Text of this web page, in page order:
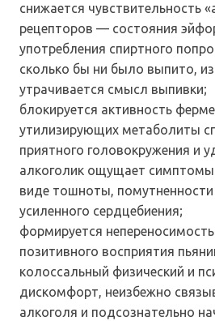
снижается чувствительность
рецепторов — состояния
употребления спиртного
сколько бы ни было выпито,
утрачивается смысл выпивки;
блокируется активность
утилизирующих метаболиты
приятного головокружения и
алкоголик ощущает симптомы
виде тошноты, помутненности
усиленного сердцебиения;
формируется
позитивного восприятия
колоссальный физический и
дискомфорт, неизбежно
алкоголя и подсознательно